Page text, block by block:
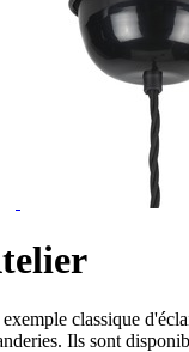
classique
Ils sont